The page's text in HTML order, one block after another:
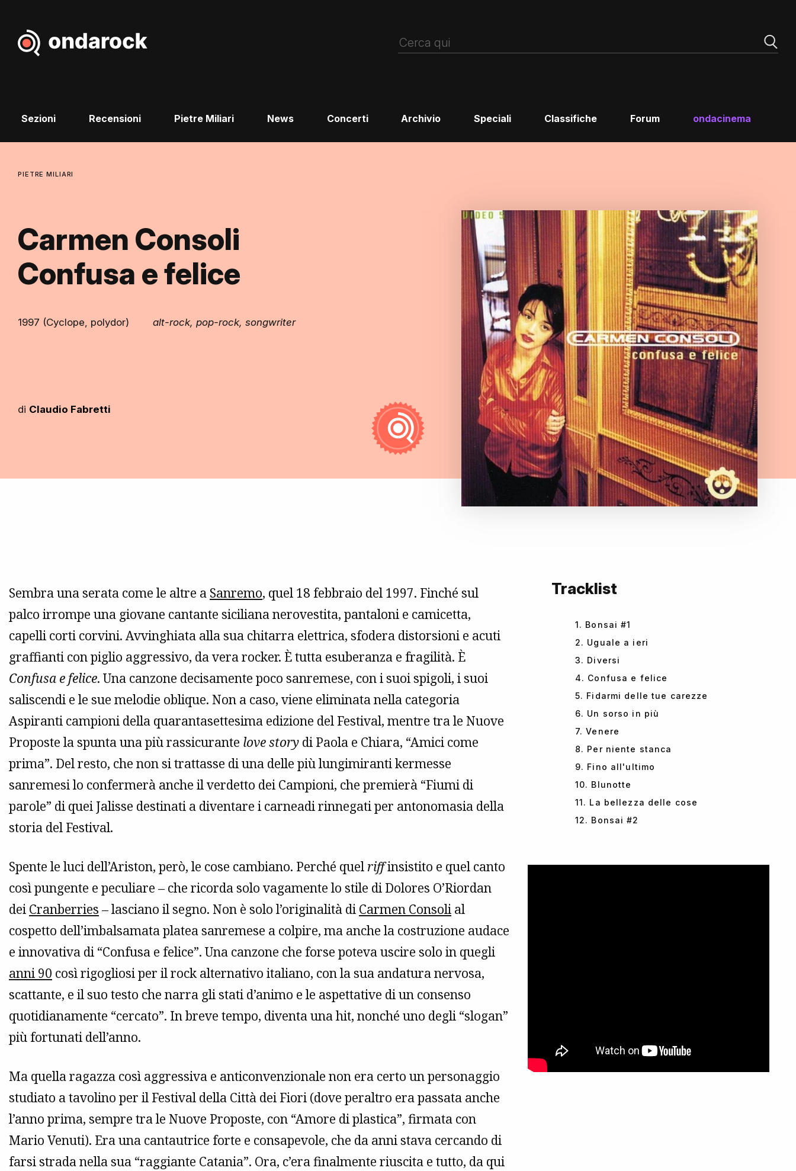
Sezioni Recensioni Pietre Miliari News Concerti Archivio Speciali Classifiche Forum ondacinema
PIETRE MILIARI
Carmen Consoli
Confusa e felice
1997 (Cyclope, polydor) alt-rock, pop-rock, songwriter
di Claudio Fabretti
Sembra una serata come le altre a Sanremo, quel 18 febbraio del 1997. Finché sul
palco irrompe una giovane cantante siciliana nerovestita, pantaloni e camicetta,
capelli corti corvini. Avvinghiata alla sua chitarra elettrica, sfodera distorsioni e acuti
graffianti con piglio aggressivo, da vera rocker. È tutta esuberanza e fragilità. È
Confusa e felice. Una canzone decisamente poco sanremese, con i suoi spigoli, i suoi
saliscendi e le sue melodie oblique. Non a caso, viene eliminata nella categoria
Aspiranti campioni della quarantasettesima edizione del Festival, mentre tra le Nuove
Proposte la spunta una più rassicurante love story di Paola e Chiara, “Amici come
prima”. Del resto, che non si trattasse di una delle più lungimiranti kermesse
sanremesi lo confermerà anche il verdetto dei Campioni, che premierà “Fiumi di
parole” di quei Jalisse destinati a diventare i carneadi rinnegati per antonomasia della
storia del Festival.
Spente le luci dell’Ariston, però, le cose cambiano. Perché quel riffinsistito e quel canto
così pungente e peculiare – che ricorda solo vagamente lo stile di Dolores O’Riordan
dei Cranberries – lasciano il segno. Non è solo l’originalità di Carmen Consoli al
cospetto dell’imbalsamata platea sanremese a colpire, ma anche la costruzione audace
e innovativa di “Confusa e felice”. Una canzone che forse poteva uscire solo in quegli
anni 90 così rigogliosi per il rock alternativo italiano, con la sua andatura nervosa,
scattante, e il suo testo che narra gli stati d’animo e le aspettative di un consenso
quotidianamente “cercato”. In breve tempo, diventa una hit, nonché uno degli “slogan”
più fortunati dell’anno.
Ma quella ragazza così aggressiva e anticonvenzionale non era certo un personaggio
studiato a tavolino per il Festival della Città dei Fiori (dove peraltro era passata anche
l’anno prima, sempre tra le Nuove Proposte, con “Amore di plastica”, firmata con
Mario Venuti). Era una cantautrice forte e consapevole, che da anni stava cercando di
farsi strada nella sua “raggiante Catania”. Ora, c’era finalmente riuscita e tutto, da qui
Tracklist
1. Bonsai #1
2. Uguale a ieri
3. Diversi
4. Confusa e felice
5. Fidarmi delle tue carezze
6. Un sorso in più
7. Venere
8. Per niente stanca
9. Fino all'ultimo
10. Blunotte
11. La bellezza delle cose
12. Bonsai #2